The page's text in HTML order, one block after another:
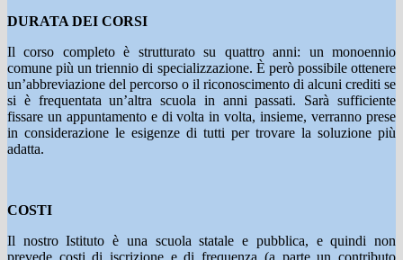
DURATA DEI CORSI
Il corso completo è strutturato su quattro anni: un monoennio
comune più un triennio di specializzazione. È però possibile ottenere
un’abbreviazione del percorso o il riconoscimento di alcuni crediti se
si è frequentata un’altra scuola in anni passati. Sarà sufficiente
fissare un appuntamento e di volta in volta, insieme, verranno prese
in considerazione le esigenze di tutti per trovare la soluzione più
adatta.
COSTI
Il nostro Istituto è una scuola statale e pubblica, e quindi non
prevede costi di iscrizione e di frequenza (a parte un contributo